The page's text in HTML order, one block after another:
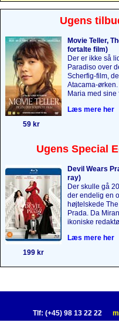
Ugens
Movie Teller,
fortalte film)
Der er ikke så
Paradiso over
Scherfig-film,
Atacama-
Maria med
Læs mere her
59 kr
Ugens Special
Devil Wears
ray)
Der skulle gå
der endelig en
højtelskede
Prada. Da
ikoniske
Læs mere her
199 kr
Tlf: (+45) 98 13 22 22